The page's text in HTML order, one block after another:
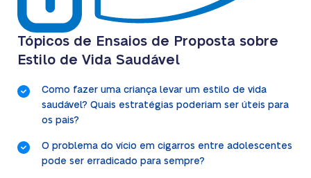
Tópicos de Ensaios de Proposta sobre
Estilo de Vida Saudável
Como fazer uma criança levar um estilo de vida
saudável? Quais estratégias poderiam ser úteis para
os pais?
O problema do vício em cigarros entre adolescentes
pode ser erradicado para sempre?